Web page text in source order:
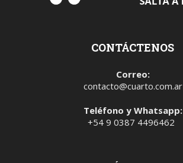
CONTÁCTENOS
Correo:
contacto@cuarto.com.ar
Teléfono y Whatsapp:
+54 9 0387 4496462